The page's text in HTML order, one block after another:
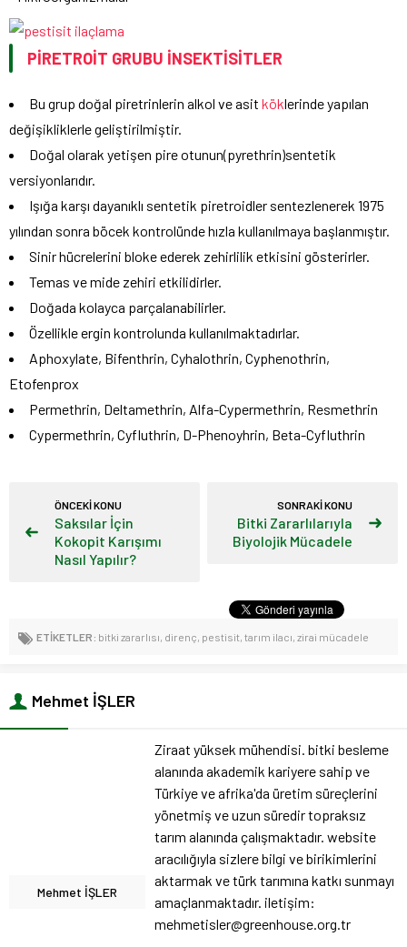
PİRETROİT GRUBU İNSEKTİSİTLER
Bu grup doğal piretrinlerin alkol ve asit köklerinde yapılan
değişikliklerle geliştirilmiştir.
Doğal olarak yetişen pire otunun(pyrethrin)sentetik
versiyonlarıdır.
Işığa karşı dayanıklı sentetik piretroidler sentezlenerek 1975
yılından sonra böcek kontrolünde hızla kullanılmaya başlanmıştır.
Sinir hücrelerini bloke ederek zehirlilik etkisini gösterirler.
Temas ve mide zehiri etkilidirler.
Doğada kolayca parçalanabilirler.
Özellikle ergin kontrolunda kullanılmaktadırlar.
Aphoxylate, Bifenthrin, Cyhalothrin, Cyphenothrin,
Etofenprox
Permethrin, Deltamethrin, Alfa-Cypermethrin, Resmethrin
Cypermethrin, Cyfluthrin, D-Phenoyhrin, Beta-Cyfluthrin
ÖNCEKİ KONU
Saksılar İçin
Kokopit Karışımı
Nasıl Yapılır?
SONRAKİ KONU
Bitki Zararlılarıyla
Biyolojik Mücadele
ETİKETLER: bitki zararlısı direnç pestisit tarım ilacı zirai mücadele
Mehmet İŞLER
Mehmet İŞLER
Ziraat yüksek mühendisi. bitki besleme
alanında akademik kariyere sahip ve
Türkiye ve afrika'da üretim süreçlerini
yönetmiş ve uzun süredir topraksız
tarım alanında çalışmaktadır. website
aracılığıyla sizlere bilgi ve birikimlerini
aktarmak ve türk tarımına katkı sunmayı
amaçlanmaktadır. iletişim:
mehmetisler@greenhouse.org.tr